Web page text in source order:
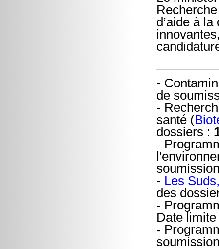
d’aide à
-
de
-
santé (
dossiers :
-
- Les
des
-
Date
-